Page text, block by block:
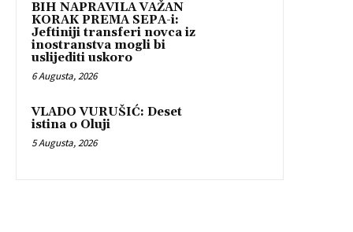
BIH NAPRAVILA VAŽAN
KORAK PREMA SEPA-i:
Jeftiniji transferi novca iz
inostranstva mogli bi
uslijediti uskoro
6 Augusta, 2026
VLADO VURUŠIĆ: Deset
istina o Oluji
5 Augusta, 2026